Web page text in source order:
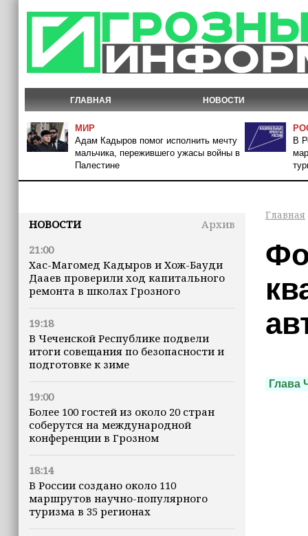
ГЛАВНАЯ НОВОСТИ
МИР
Адам Кадыров помог исполнить мечту
мальчика, пережившего ужасы войны в
Палестине
В
НОВОСТИ
Архив
21:00
Хас-Магомед Кадыров и Хож-Бауди
Дааев проверили ход капитального
ремонта в школах Грозного
19:18
В Чеченской Республике подвели
итоги совещания по безопасности и
подготовке к зиме
19:00
Более 100 гостей из около 20 стран
соберутся на международной
конференции в Грозном
18:14
В России создано около 110
маршрутов научно-популярного
туризма в 35 регионах
Главная
Глава